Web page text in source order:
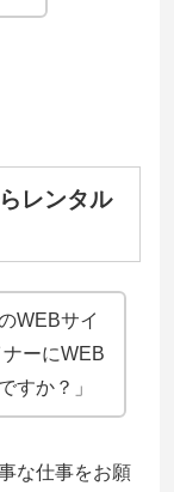
レンタル
WEBサイ
ーにWEB
すか？」
な仕事をお願